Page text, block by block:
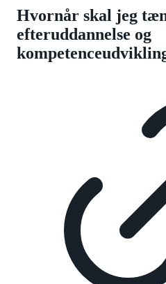
Hvornår skal jeg
efteruddannelse og